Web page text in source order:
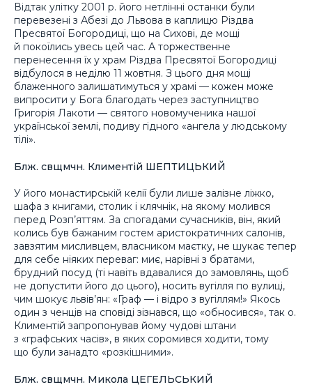
Відтак улітку 2001 р. його нетлінні останки були
перевезені з Абезі до Львова в каплицю Різдва
Пресвятої Богородиці, що на Сихові, де мощі
й покоїлись увесь цей час. А торжественне
перенесення їх у храм Різдва Пресвятої Богородиці
відбулося в неділю 11 жовтня. З цього дня мощі
блаженного залишатимуться у храмі — кожен може
випросити у Бога благодать через заступництво
Григорія Лакоти — святого новомученика нашої
української землі, подиву гідного «ангела у людському
тілі».
Блж. свщмчн. Климентій ШЕПТИЦЬКИЙ
У його монастирській келії були лише залізне ліжко,
шафа з книгами, столик і клячнік, на якому молився
перед Розп’яттям. За спогадами сучасників, він, який
колись був бажаним гостем аристократичних салонів,
завзятим мисливцем, власником маєтку, не шукає тепер
для себе ніяких переваг: миє, нарівні з братами,
брудний посуд (ті навіть вдавалися до замовлянь, щоб
не допустити його до цього), носить вугілля по вулиці,
чим шокує львів’ян: «Граф — і відро з вугіллям!» Якось
один з ченців на сповіді зізнався, що «обносився», так о.
Климентій запропонував йому чудові штани
з «графських часів», в яких соромився ходити, тому
що були занадто «розкішними».
Блж. свщмчн. Микола ЦЕГЕЛЬСЬКИЙ